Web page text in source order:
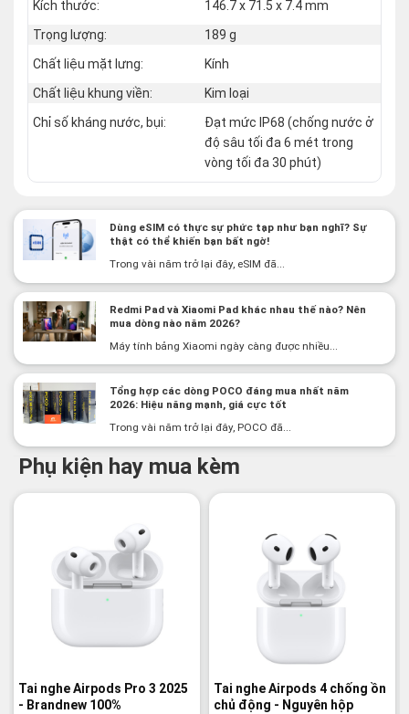
Kích thước:
146.7 x 71.5 x 7.4 mm
Trọng lượng:
189 g
Chất liệu mặt lưng:
Kính
Chất liệu khung viền:
Kim loại
Chỉ số kháng nước, bụi:
Đạt mức IP68 (chống nước ở
độ sâu tối đa 6 mét trong
vòng tối đa 30 phút)
Dùng eSIM có thực sự phức tạp như bạn nghĩ? Sự
thật có thể khiến bạn bất ngờ!
Trong vài năm trở lại đây, eSIM đã...
Redmi Pad và Xiaomi Pad khác nhau thế nào? Nên
mua dòng nào năm 2026?
Máy tính bảng Xiaomi ngày càng được nhiều...
Tổng hợp các dòng POCO đáng mua nhất năm
2026: Hiệu năng mạnh, giá cực tốt
Trong vài năm trở lại đây, POCO đã...
Phụ kiện hay mua kèm
Tai nghe Airpods Pro 3 2025
- Brandnew 100%
Tai nghe Airpods 4 chống ồn
chủ động - Nguyên hộp